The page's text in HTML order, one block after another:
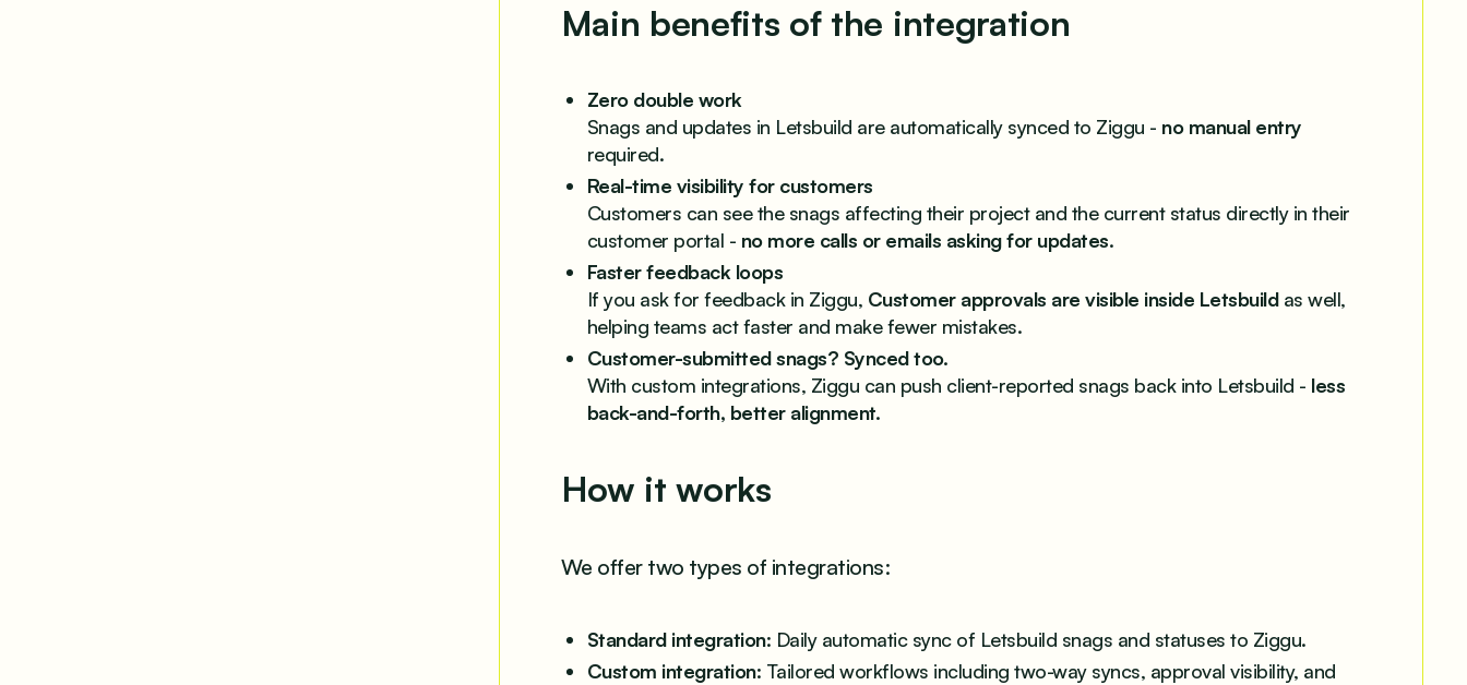
Main benefits of the integration
Zero double work
Snags and updates in Letsbuild are automatically synced to Ziggu - no manual entry
required.
Real-time visibility for customers
Customers can see the snags affecting their project and the current status directly in their
customer portal - no more calls or emails asking for updates.
Faster feedback loops
If you ask for feedback in Ziggu, Customer approvals are visible inside Letsbuildas well,
helping teams act faster and make fewer mistakes.
Customer-submitted snags? Synced too.
With custom integrations, Ziggu can push client-reported snags back into Letsbuild - less
back-and-forth, better alignment.
How it works
We offer two types of integrations:
Standard integration: Daily automatic sync of Letsbuild snags and statuses to Ziggu.
Custom integration: Tailored workflows including two-way syncs, approval visibility, and